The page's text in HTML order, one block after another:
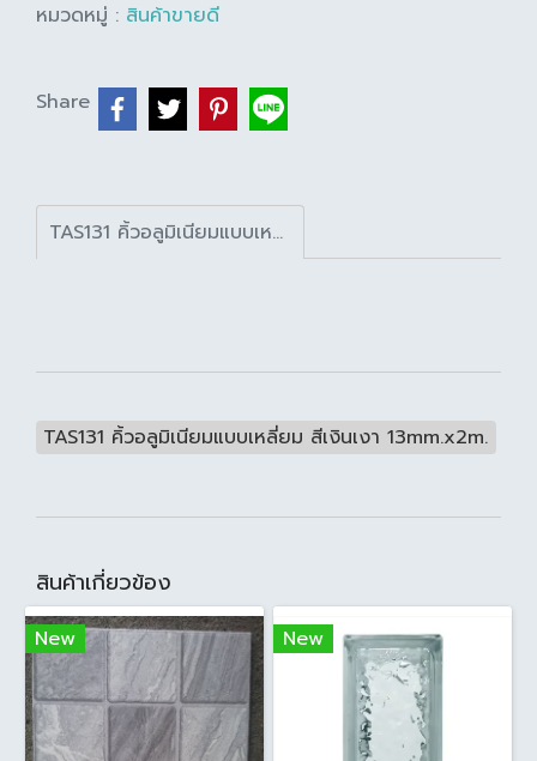
หมวดหมู่ : สินค้าขายดี
Share
TAS131 คิ้วอลูมิเนียมแบบเหลี่ยม สีเงินเงา 13mm.x2m.
TAS131 คิ้วอลูมิเนียมแบบเหลี่ยม สีเงินเงา 13mm.x2m.
สินค้าเกี่ยวข้อง
New New